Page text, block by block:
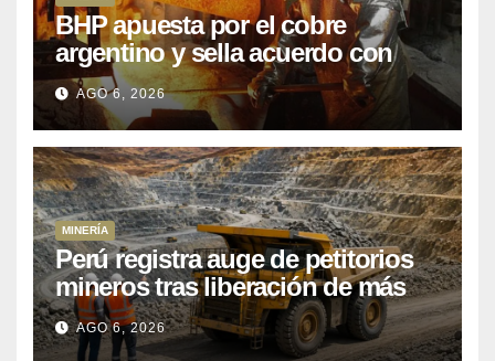
BHP apuesta por el cobre
argentino y sella acuerdo con
Kobrea para siete proyecto
AGO 6, 2026
MINERÍA
Perú registra auge de petitorios
mineros tras liberación de más
de mil concesiones para explorar
cobre y oro
AGO 6, 2026